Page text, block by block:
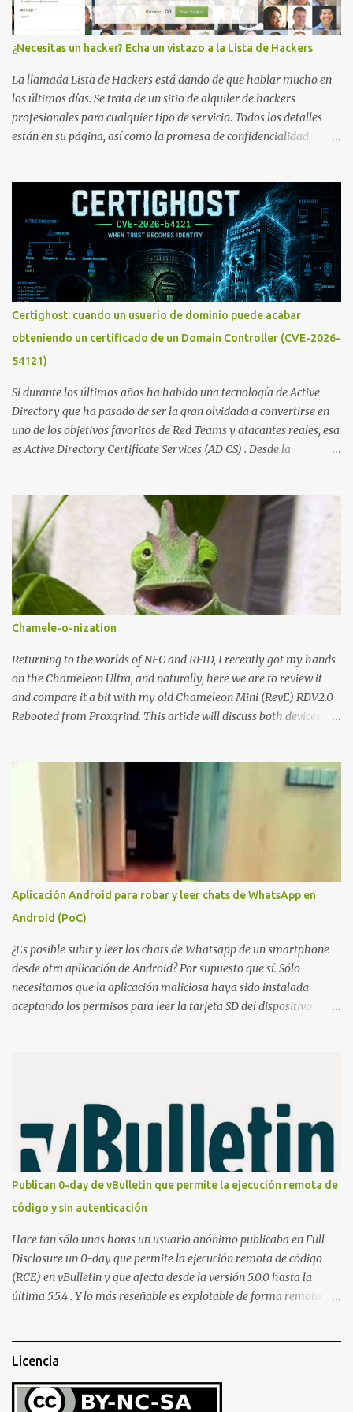
¿Necesitas un hacker? Echa un vistazo a la Lista de Hackers
La llamada Lista de Hackers está dando de que hablar mucho en
los últimos días. Se trata de un sitio de alquiler de hackers
profesionales para cualquier tipo de servicio. Todos los detalles
están en su página, así como la promesa de confidencialidad,
contratados desde la plataforma. En el sitio se asegura de que
Lista de Hackers, con identidades desconocidas, fue creada para un
"uso legal y ético", y sin embargo existen propuestas de dudosa
ética como para entrar en cuentas de Gmail o WhatsApp,
comprometer bases de datos o cambiar notas de cursos. La Lista
de Hackers, que atrajo la atención mundial después de un informe
publicado en The New York Times, trabaja al estilo "llave en
mano". El cliente presenta la propuesta, recibe ofertas para prestar
el servicio y la garantía de los promotores del sitio de que el
demandado cumple con ...
Certighost: cuando un usuario de dominio puede acabar
obteniendo un certificado de un Domain Controller (CVE-2026-
54121)
Si durante los últimos años ha habido una tecnología de Active
Directory que ha pasado de ser la gran olvidada a convertirse en
uno de los objetivos favoritos de Red Teams y atacantes reales, esa
es Active Directory Certificate Services (AD CS) . Desde la
Kerberoasting o un abuso de delegaciones. Ahora llega una nueva
vulnerabilidad bautizada como Certighost (CVE-2026-54121) , una
elevación de privilegios que afecta a Microsoft Active Directory
Certificate Services y que, según Microsoft, permite que un usuario
autenticado eleve privilegios a través de la red debido a un
problema de autorización. La vulnerabilidad ha recibido una
puntuación CVSS 8.8 y ya dispone de un Proof of Concept público.
sino el objetivo final. Mientras muchos ataques contra AD CS
buscan obtener un certificado válido para ...
Chamele-o-nization
Returning to the worlds of NFC and RFID, I recently got my hands
on the Chameleon Ultra, and naturally, here we are to review it
and compare it a bit with my old Chameleon Mini (RevE) RDV2.0
Rebooted from Proxgrind. This article will discuss both devices,
that was created overnight. Kasper Oswald was the person who
started it all. Back in 2006, he created a contraption, a coffee cup
that emulated a tag in a very rudimentary way, known as the
"Coffee Cup Tag Emulator." This was the father, or rather the
great-great-grandfather, of the Chameleon family. In 2007, he
created the "Fake Tag." We won't go into details about each
prototype, just mention them to show the device's evolution. In
2010, the original Chameleon was created, resembling a bit more
what we have today. In 2013, the first Chameleon Mini was
released. The RevD. Fr...
Aplicación Android para robar y leer chats de WhatsApp en
Android (PoC)
¿Es posible subir y leer los chats de Whatsapp de un smartphone
desde otra aplicación de Android? Por supuesto que sí. Sólo
necesitamos que la aplicación maliciosa haya sido instalada
aceptando los permisos para leer la tarjeta SD del dispositivo
empezar con la prueba de concepto ( y ojo que digo PoC que nos
conocemos ;) ) tenemos que publicar en nuestro webserver un php
para subir las bases de datos de Whatsapp: <?php // Upload script
to upload Whatsapp database // This script is for testing purposes
only. $uploaddir = "/tmp/whatsapp/"; if ($_FILES["file"]["error"]
> 0) { echo "Error: " . $_FILES["file"]["error"] . "<br>"; } else {
echo "Upload: " ....
Publican 0-day de vBulletin que permite la ejecución remota de
código y sin autenticación
Hace tan sólo unas horas un usuario anónimo publicaba en Full
Disclosure un 0-day que permite la ejecución remota de código
(RCE) en vBulletin y que afecta desde la versión 5.0.0 hasta la
última 5.5.4 . Y lo más reseñable es explotable de forma remota y
parámetros en la URL y luego las analiza en el servidor sin las
cualquier atacante inyectar comandos y ejecutar código de forma
Licencia